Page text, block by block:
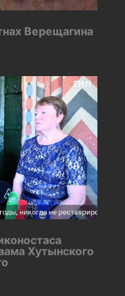
Верещагина
Хутынского